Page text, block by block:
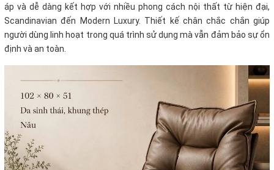
áp và dễ dàng kết hợp với nhiều phong cách nội thất từ hiện đại,
Scandinavian đến Modern Luxury. Thiết kế chân chắc chắn giúp
người dùng linh hoạt trong quá trình sử dụng mà vẫn đảm bảo sự ổn
định và an toàn.